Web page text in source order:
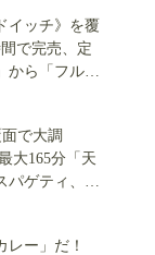
イッチ》を覆
で完売、定
ら「フルー
で大調
大165分「天
ゲティ、お
レー」だ！